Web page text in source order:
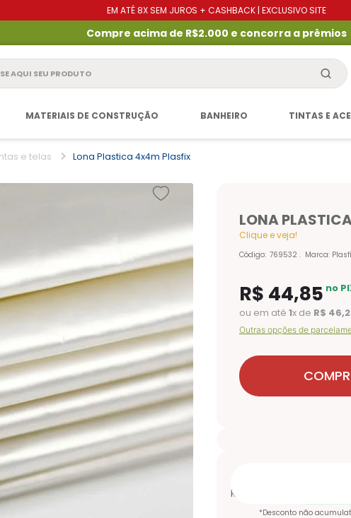
EM ATÉ 8X SEM JUROS + CASHBACK | EXCLUSIVO SITE
Compre acima de R$2.000 e concorra a prêmios
aqui seu produto
MATERIAIS DE CONSTRUÇÃO BANHEIRO TINTAS E
e telas Lona Plastica 4x4m Plasfix
LONA
Clique e veja!
Código: 769532 Marca:
R$ 44,85 no
ou em até 1x de R$ 46,
Outras opções de